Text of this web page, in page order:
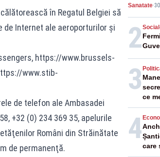
în Regatul Belgiei să
Internet ale aeroporturilor şi
, https://www.brussels-
www.stib-
de telefon ale Ambasadei
+32 (0) 234 369 35, apelurile
Români din Străinătate
de permanenţă.
Sanatate·
2Social
3
ce
4
care